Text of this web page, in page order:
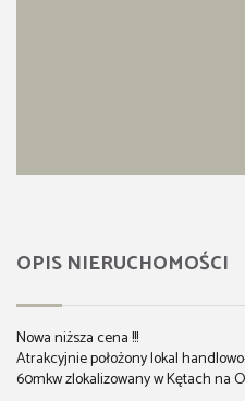
OPIS NIERUCHOMOŚCI
Nowa niższa cena !!!
Atrakcyjnie położony lokal
60mkw zlokalizowany w Kętach na